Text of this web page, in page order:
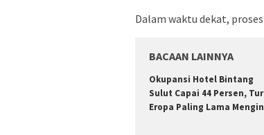
Dalam waktu dekat,
BACAAN LAINNYA
Okupansi Hotel Bintang
Sulut Capai 44 Persen,
Eropa Paling Lama